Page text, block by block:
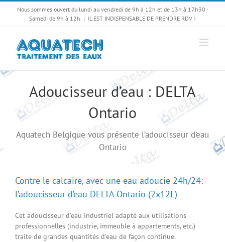
Passer
contenu
Nous sommes ouvert du lundi au vendredi de 9h à 12h et de 13h à 17h30 -
Samedi de 9h à 12h | IL EST INDISPENSABLE DE PRENDRE RDV !
Adoucisseur d’eau : DELTA
Ontario
Aquatech Belgique vous présente l’adoucisseur d’eau
Ontario
Contre le calcaire, avec une eau adoucie 24h/24:
l’adoucisseur d’eau DELTA Ontario (2x12L)
Cet adoucisseur d’eau industriel adapté aux utilisations
professionnelles (industrie, immeuble à appartements, etc.)
traite de grandes quantités d’eau de façon continue.